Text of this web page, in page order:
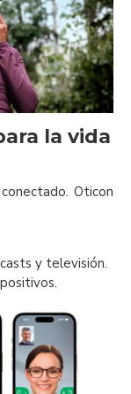
la vida
Oticon
y televisión.